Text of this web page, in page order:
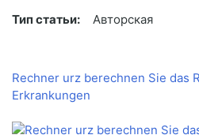
Тип статьи: Авторская
Rechner urz berechnen Sie das
Erkrankungen